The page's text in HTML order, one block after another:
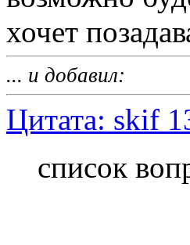
хочет
... и добавил:
Цитата: skif
список